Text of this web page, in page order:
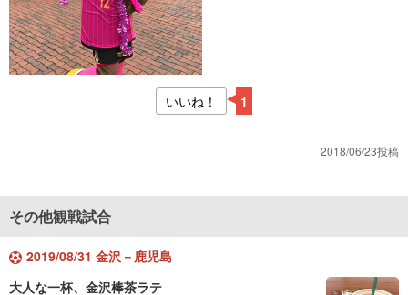
いいね！ 1
2018/06/23投稿
その他観戦試合
2019/08/31 金沢－鹿児島
大人な一杯、金沢棒茶ラテ